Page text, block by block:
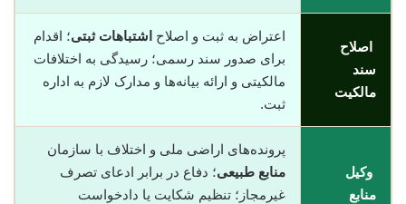
اصلاح
سند
مالکیت
اعتراض به ثبت و اصلاح اشتباهات ثبتی؛ اقدام
برای صدور سند رسمی؛ رسیدگی به اختلافات
مالکیتی و ارائه بیانه‌ها و مدارک لازم به اداره
ثبت.
وکیل
منابع
پرونده‌های اراضی ملی و اختلاف با سازمان
منابع طبیعی؛ دفاع در برابر ادعای تصرف
غیرمجاز؛ تنظیم شکایت یا دادخواست